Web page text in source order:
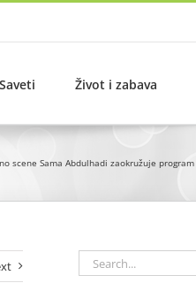
Saveti Život i zabava
scene Sama Abdulhadi zaokružuje
Search
for: